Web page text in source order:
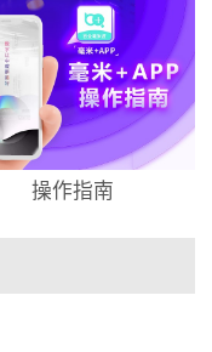
操作指南